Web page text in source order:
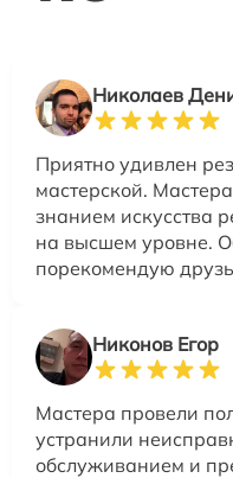
Николаев
Приятно удивлен
мастерской.
знанием искусства
на высшем уровне.
порекомендую
Никонов Егор
Мастера провели
устранили
обслуживанием и